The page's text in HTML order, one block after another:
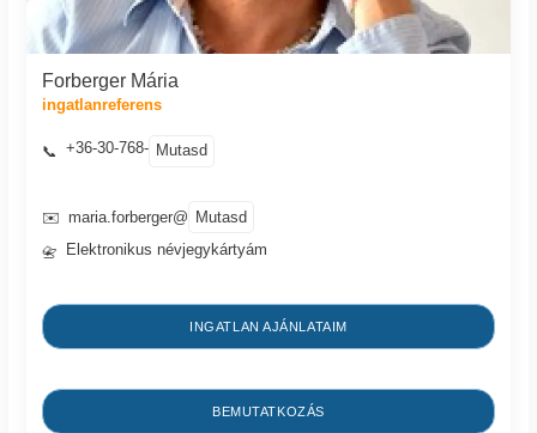
Forberger Mária
ingatlanreferens
📞 +36-30-768- Mutasd
✉️ maria.forberger@ Mutasd
📇 Elektronikus névjegykártyám
INGATLAN AJÁNLATAIM
BEMUTATKOZÁS